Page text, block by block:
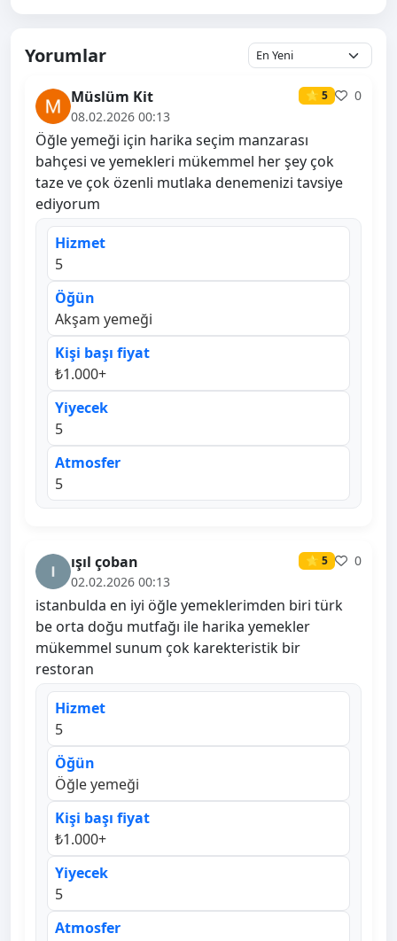
Yorumlar
Müslüm Kit ⭐ 5
0
08.02.2026 00:13
Öğle yemeği için harika seçim manzarası
bahçesi ve yemekleri mükemmel her şey çok
taze ve çok özenli mutlaka denemenizi tavsiye
ediyorum
Hizmet
5
Öğün
Akşam yemeği
Kişi başı fiyat
₺1.000+
Yiyecek
5
Atmosfer
5
ışıl çoban ⭐ 5
0
02.02.2026 00:13
istanbulda en iyi öğle yemeklerimden biri türk
be orta doğu mutfağı ile harika yemekler
mükemmel sunum çok karekteristik bir
restoran
Hizmet
5
Öğün
Öğle yemeği
Kişi başı fiyat
₺1.000+
Yiyecek
5
Atmosfer